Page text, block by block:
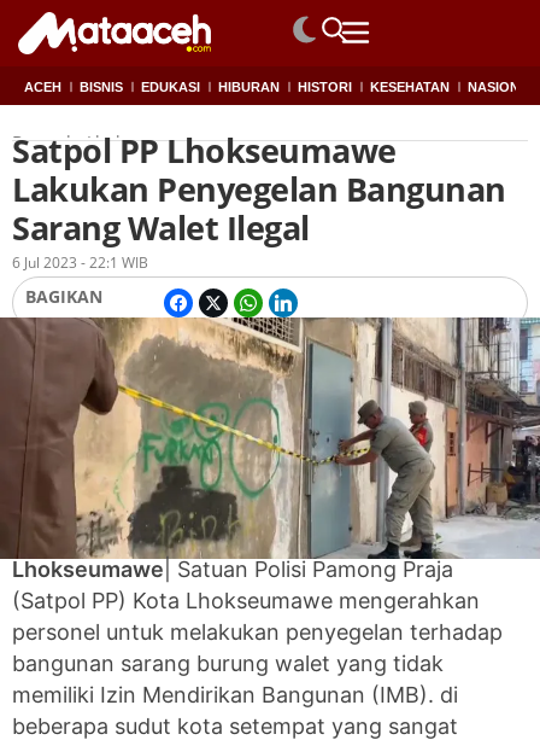
ACEH BISNIS EDUKASI HIBURAN HISTORI KESEHATAN NASIONAL
Beranda Lhokseumawe
Satpol PP Lhokseumawe
Lakukan Penyegelan Bangunan
Sarang Walet Ilegal
OlehRedaksi
6 Jul 2023 - 22:1 WIB
BAGIKAN
Lhokseumawe | Satuan Polisi Pamong Praja
(Satpol PP) Kota Lhokseumawe mengerahkan
personel untuk melakukan penyegelan terhadap
bangunan sarang burung walet yang tidak
memiliki Izin Mendirikan Bangunan (IMB). di
beberapa sudut kota setempat yang sangat